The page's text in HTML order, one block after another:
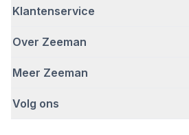
Klantenservice
Veelgestelde vragen
Bezorgen
Retourneren
Over Zeeman
Wie wij zijn
Hoe wij verantwoord ondernemen
Meer Zeeman
Veiligheidswaarschuwing
Volg ons